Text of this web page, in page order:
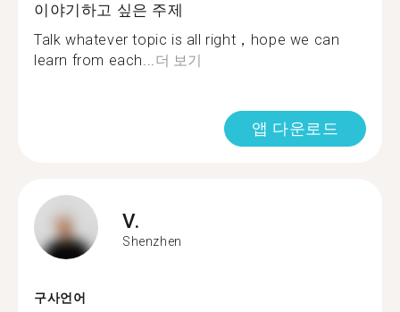
이야기하고 싶은 주제
Talk whatever topic is all right，hope we can
learn from each...더 보기
앱 다운로드
V.
Shenzhen
구사언어